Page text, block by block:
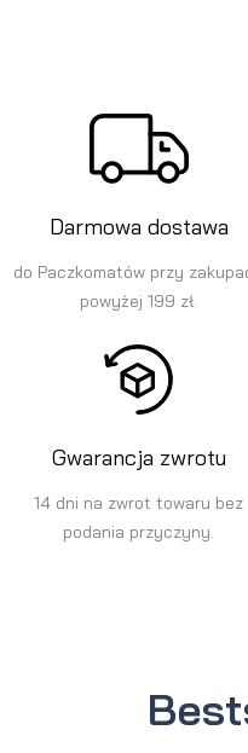
Darmowa dostawa
do Paczkomatów przy
powyżej 199 zł.
Gwarancja zwrotu
14 dni na zwrot towaru bez
podania przyczyny.